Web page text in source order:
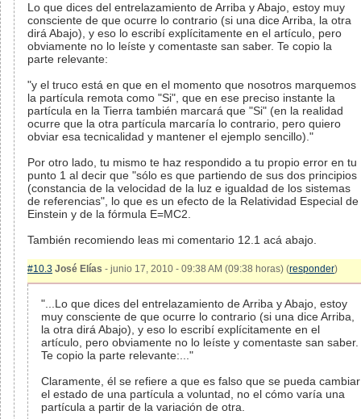
Lo que dices del entrelazamiento de Arriba y Abajo, estoy muy
consciente de que ocurre lo contrario (si una dice Arriba, la otra
dirá Abajo), y eso lo escribí explícitamente en el artículo, pero
obviamente no lo leíste y comentaste san saber. Te copio la
parte relevante:
"y el truco está en que en el momento que nosotros marquemos
la partícula remota como "Si", que en ese preciso instante la
partícula en la Tierra también marcará que "Si" (en la realidad
ocurre que la otra partícula marcaría lo contrario, pero quiero
obviar esa tecnicalidad y mantener el ejemplo sencillo)."
Por otro lado, tu mismo te haz respondido a tu propio error en tu
punto 1 al decir que "sólo es que partiendo de sus dos principios
(constancia de la velocidad de la luz e igualdad de los sistemas
de referencias", lo que es un efecto de la Relatividad Especial de
Einstein y de la fórmula E=MC2.
También recomiendo leas mi comentario 12.1 acá abajo.
#10.3 José Elías - junio 17, 2010 - 09:38 AM (09:38 horas) (responder)
"...Lo que dices del entrelazamiento de Arriba y Abajo, estoy
muy consciente de que ocurre lo contrario (si una dice Arriba,
la otra dirá Abajo), y eso lo escribí explícitamente en el
artículo, pero obviamente no lo leíste y comentaste san saber.
Te copio la parte relevante:..."
Claramente, él se refiere a que es falso que se pueda cambiar
el estado de una partícula a voluntad, no el cómo varía una
partícula a partir de la variación de otra.